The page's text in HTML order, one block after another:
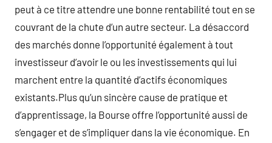
peut à ce titre attendre une bonne rentabilité tout en se
couvrant de la chute d’un autre secteur. La désaccord
des marchés donne l’opportunité également à tout
investisseur d’avoir le ou les investissements qui lui
marchent entre la quantité d’actifs économiques
existants.Plus qu’un sincère cause de pratique et
d’apprentissage, la Bourse offre l’opportunité aussi de
s’engager et de s’impliquer dans la vie économique. En